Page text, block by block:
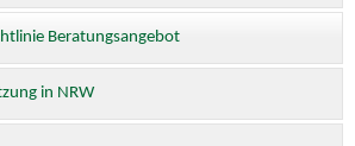
Beratungsangebot
in NRW